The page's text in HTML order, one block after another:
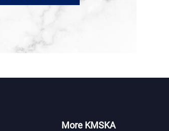
More KMSKA